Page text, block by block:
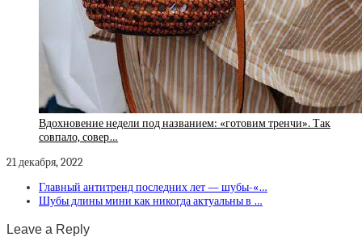
Вдохновение недели под названием: «готовим тренчи». Так
совпало, совер…
21 декабря, 2022
Главный антитренд последних лет — шубы-«…
Шубы длины мини как никогда актуальны в …
Leave a Reply